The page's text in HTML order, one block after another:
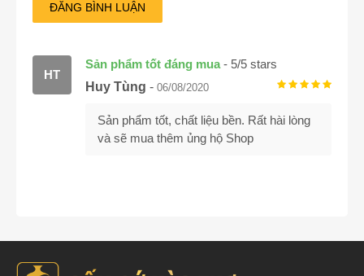
ĐĂNG BÌNH LUẬN
Sản phẩm tốt đáng mua- 5/5 stars
HT
Huy Tùng - 06/08/2020
Sản phẩm tốt, chất liệu bền. Rất hài lòng
và sẽ mua thêm ủng hộ Shop